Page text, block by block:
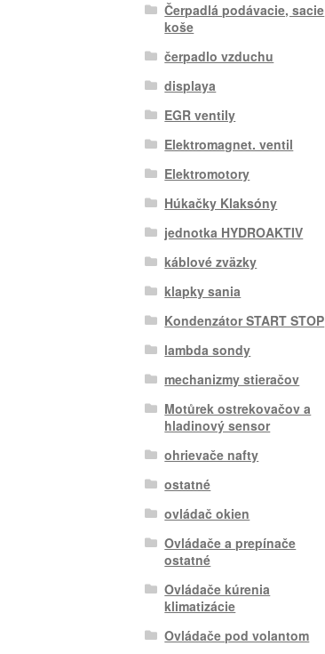
Čerpadlá podávacie, sacie
koše
čerpadlo vzduchu
displaya
EGR ventily
Elektromagnet. ventil
Elektromotory
Húkačky Klaksóny
jednotka HYDROAKTIV
káblové zväzky
klapky sania
Kondenzátor START STOP
lambda sondy
mechanizmy stieračov
Motůrek ostrekovačov a
hladinový sensor
ohrievače nafty
ostatné
ovládač okien
Ovládače a prepínače
ostatné
Ovládače kúrenia
klimatizácie
Ovládače pod volantom